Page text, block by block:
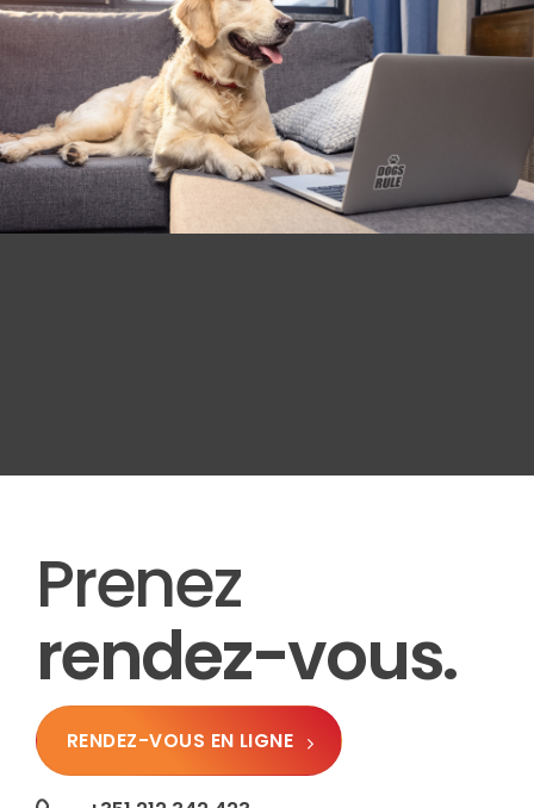
rendez-vous.
RENDEZ-VOUS EN LIGNE
+351 212 342 423
+351 913 121 848